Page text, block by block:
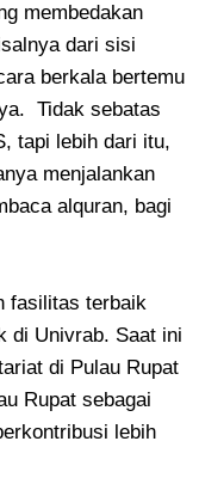
membedakan
dari sisi
berkala bertemu
Tidak sebatas
tapi lebih dari itu,
menjalankan
alquran, bagi
fasilitas terbaik
di Univrab. Saat ini
di Pulau Rupat
Rupat sebagai
lebih